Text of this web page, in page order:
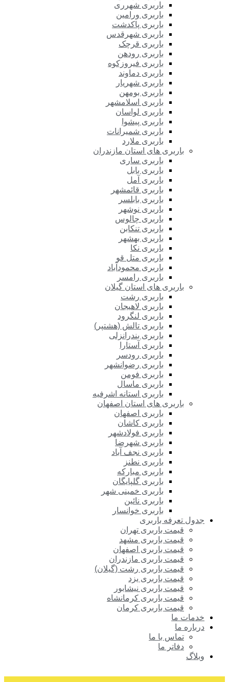
باربری شهرری
باربری ورامین
باربری پاکدشت
باربری شهرقدس
باربری قرچک
باربری رودهن
باربری فیروزکوه
باربری دماوند
باربری شهریار
باربری بومهن
باربری اسلامشهر
باربری لواسان
باربری پیشوا
باربری شمیرانات
باربری ملارد
باربری های استان مازندران
باربری ساری
باربری بابل
باربری آمل
باربری قائمشهر
باربری بابلسر
باربری نوشهر
باربری چالوس
باربری تنکابن
باربری بهشهر
باربری نکا
باربری متل قو
باربری محمودآباد
باربری رامسر
باربری های استان گیلان
باربری رشت
باربری لاهیجان
باربری لنگرود
باربری تالش (هشتپر)
باربری بندرانزلی
باربری آستارا
باربری رودسر
باربری رضوانشهر
باربری فومن
باربری ماسال
باربری استانه اشرفیه
باربری های استان اصفهان
باربری اصفهان
باربری کاشان
باربری فولادشهر
باربری شهرضا
باربری نجف آباد
باربری نطنز
باربری مبارکه
باربری گلپایگان
باربری خمینی شهر
باربری نائین
باربری خوانسار
جدول تعرفه باربری
قیمت باربری تهران
قیمت باربری مشهد
قیمت باربری اصفهان
قیمت باربری مازندران
قیمت باربری رشت (گیلان)
قیمت باربری یزد
قیمت باربری نیشابور
قیمت باربری کرمانشاه
قیمت باربری کرمان
خدمات ما
درباره ما
تماس با ما
دفاتر ما
وبلاگ